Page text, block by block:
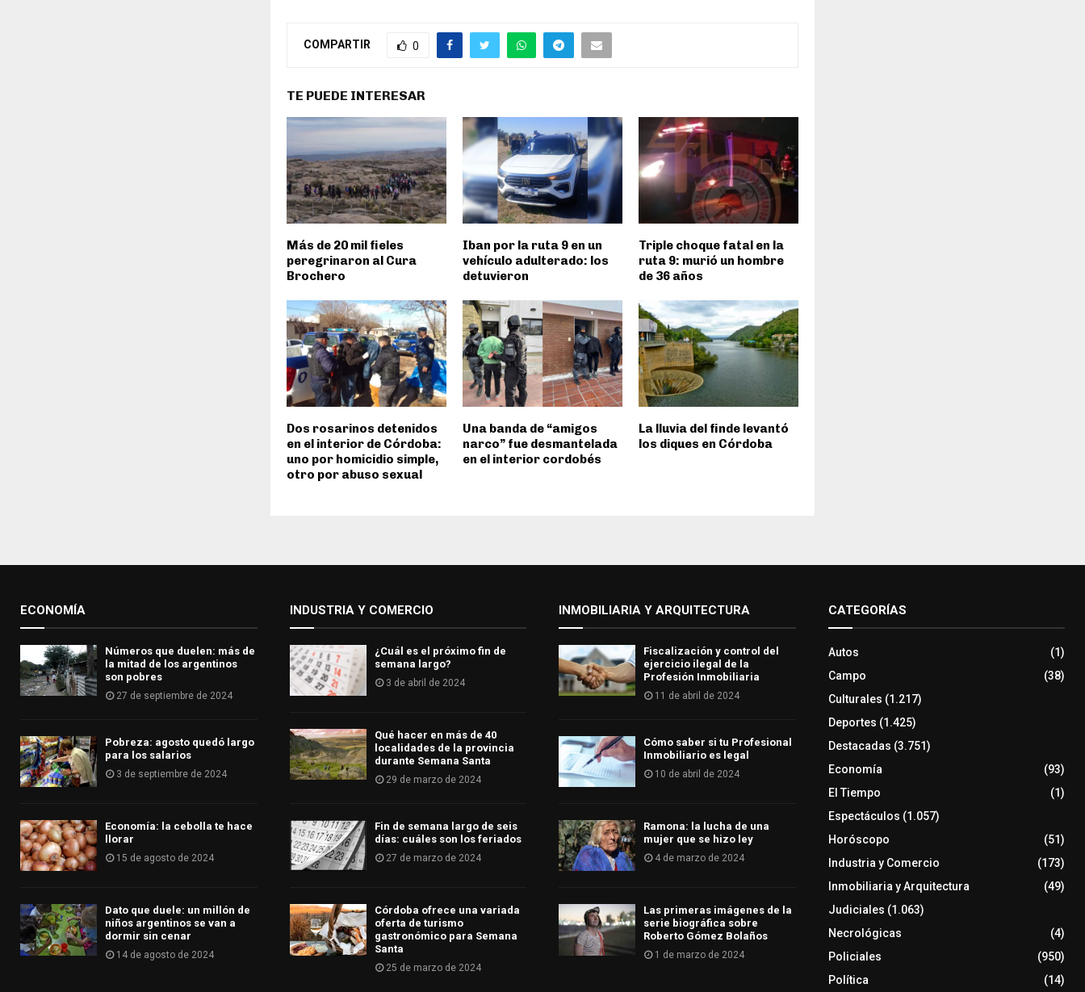
COMPARTIR 0
TE PUEDE INTERESAR
Más de 20 mil fieles
peregrinaron al Cura
Brochero
Iban por la ruta 9 en un
vehículo adulterado: los
detuvieron
Triple choque fatal en la
ruta 9: murió un hombre
de 36 años
Dos rosarinos detenidos
en el interior de Córdoba:
uno por homicidio simple,
otro por abuso sexual
Una banda de “amigos
narco” fue desmantelada
en el interior cordobés
La lluvia del finde levantó
los diques en Córdoba
ECONOMÍA
Números que duelen: más de
la mitad de los argentinos
son pobres
27 de septiembre de 2024
Pobreza: agosto quedó largo
para los salarios
3 de septiembre de 2024
Economía: la cebolla te hace
llorar
15 de agosto de 2024
Dato que duele: un millón de
niños argentinos se van a
dormir sin cenar
14 de agosto de 2024
INDUSTRIA Y COMERCIO
¿Cuál es el próximo fin de
semana largo?
3 de abril de 2024
Qué hacer en más de 40
localidades de la provincia
durante Semana Santa
29 de marzo de 2024
Fin de semana largo de seis
días: cuáles son los feriados
27 de marzo de 2024
Córdoba ofrece una variada
oferta de turismo
gastronómico para Semana
Santa
25 de marzo de 2024
INMOBILIARIA Y ARQUITECTURA
Fiscalización y control del
ejercicio ilegal de la
Profesión Inmobiliaria
11 de abril de 2024
Cómo saber si tu Profesional
Inmobiliario es legal
10 de abril de 2024
Ramona: la lucha de una
mujer que se hizo ley
4 de marzo de 2024
Las primeras imágenes de la
serie biográfica sobre
Roberto Gómez Bolaños
1 de marzo de 2024
CATEGORÍAS
Autos
(1)
Campo
(38)
Culturales (1.217)
Deportes (1.425)
Destacadas (3.751)
Economía
(93)
El Tiempo
(1)
Espectáculos (1.057)
Horóscopo
(51)
Industria y Comercio
(173)
Inmobiliaria y Arquitectura
(49)
Judiciales (1.063)
Necrológicas
(4)
Policiales
(950)
Política
(14)